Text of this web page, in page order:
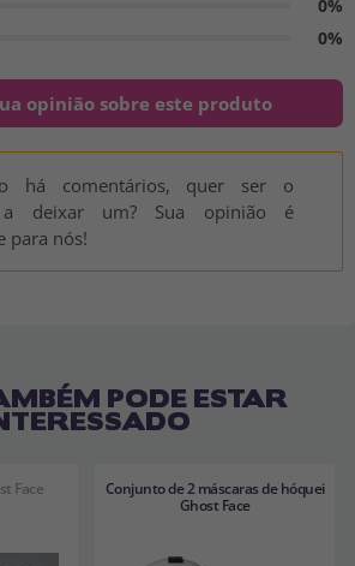
0%
0%
opinião sobre este produto
há comentários, quer ser o
a deixar um? Sua opinião é
para nós!
PODE ESTAR
Face
Conjunto de 2 máscaras de hóquei
Ghost Face